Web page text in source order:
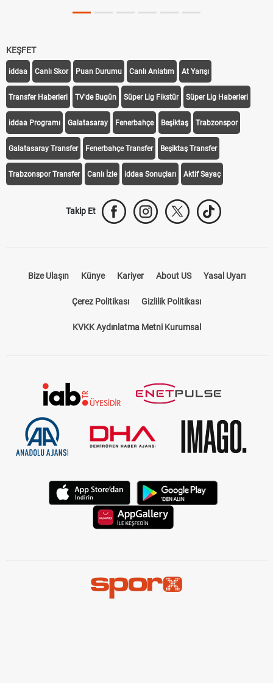
KEŞFET
iddaa Canlı Skor Puan Durumu Canlı Anlatım At Yarışı
Transfer Haberleri TV'de Bugün Süper Lig Fikstür Süper Lig Haberleri
iddaa Programı Galatasaray Fenerbahçe Beşiktaş Trabzonspor
Galatasaray Transfer Fenerbahçe Transfer Beşiktaş Transfer
Trabzonspor Transfer Canlı İzle iddaa Sonuçları Aktif Sayaç
Takip Et
Bize Ulaşın Künye Kariyer About US Yasal Uyarı
Çerez Politikası Gizlilik Politikası
KVKK Aydınlatma Metni Kurumsal